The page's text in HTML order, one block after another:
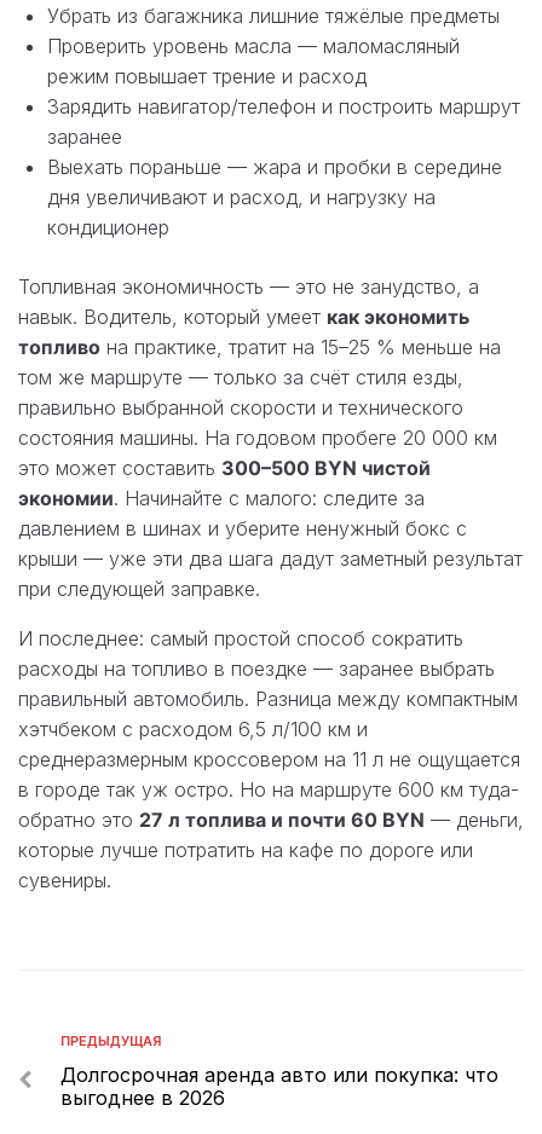
Убрать из багажника лишние тяжёлые предметы
Проверить уровень масла — маломасляный
режим повышает трение и расход
Зарядить навигатор/телефон и построить маршрут
заранее
Выехать пораньше — жара и пробки в середине
дня увеличивают и расход, и нагрузку на
кондиционер
Топливная экономичность — это не занудство, а
навык. Водитель, который умеет как экономить
топливо на практике, тратит на 15–25 % меньше на
том же маршруте — только за счёт стиля езды,
правильно выбранной скорости и технического
состояния машины. На годовом пробеге 20 000 км
это может составить 300–500 BYN чистой
экономии. Начинайте с малого: следите за
давлением в шинах и уберите ненужный бокс с
крыши — уже эти два шага дадут заметный результат
при следующей заправке.
И последнее: самый простой способ сократить
расходы на топливо в поездке — заранее выбрать
правильный автомобиль. Разница между компактным
хэтчбеком с расходом 6,5 л/100 км и
среднеразмерным кроссовером на 11 л не ощущается
в городе так уж остро. Но на маршруте 600 км туда-
обратно это 27 л топлива и почти 60 BYN — деньги,
которые лучше потратить на кафе по дороге или
сувениры.
ПРЕДЫДУЩАЯ
Долгосрочная аренда авто или покупка: что
выгоднее в 2026